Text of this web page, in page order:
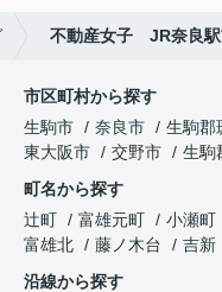
不動産女子 JR奈良駅
市区町村から探す
生駒市
奈良市 生駒郡
東大阪市
交野市 生駒
町名から探す
辻町
富雄元町 小瀬町
富雄北
藤ノ木台 吉新
沿線から探す